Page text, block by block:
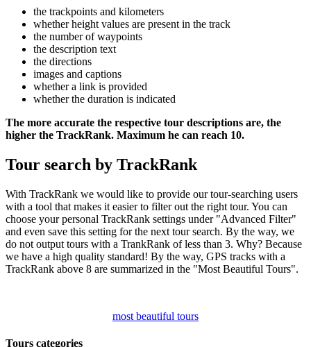
the trackpoints and kilometers
whether height values are present in the track
the number of waypoints
the description text
the directions
images and captions
whether a link is provided
whether the duration is indicated
The more accurate the respective tour descriptions are, the
higher the TrackRank. Maximum he can reach 10.
Tour search by TrackRank
With TrackRank we would like to provide our tour-searching users
with a tool that makes it easier to filter out the right tour. You can
choose your personal TrackRank settings under "Advanced Filter"
and even save this setting for the next tour search. By the way, we
do not output tours with a TrankRank of less than 3. Why? Because
we have a high quality standard! By the way, GPS tracks with a
TrackRank above 8 are summarized in the "Most Beautiful Tours".
most beautiful tours
Tours categories